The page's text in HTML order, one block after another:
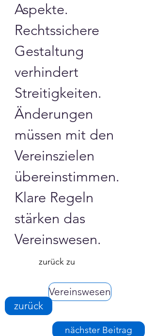
zurück zu
Vereinswesen
Aspekte.
Rechtssichere
Gestaltung
verhindert
Streitigkeiten.
Änderungen
müssen mit den
Vereinszielen
übereinstimmen.
Klare Regeln
stärken das
Vereinswesen.
zurück
nächster Beitrag